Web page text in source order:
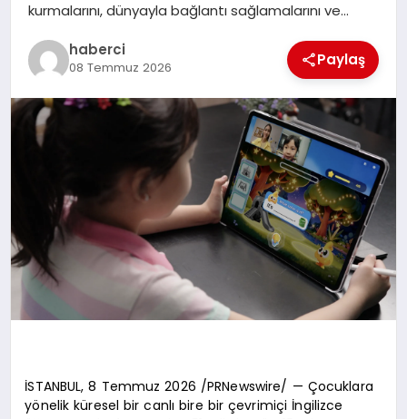
kurmalarını, dünyayla bağlantı sağlamalarını ve…
haberci
08 Temmuz 2026 Paylaş
İSTANBUL, 8 Temmuz 2026 /PRNewswire/ — Çocuklara
yönelik küresel bir canlı bire bir çevrimiçi İngilizce